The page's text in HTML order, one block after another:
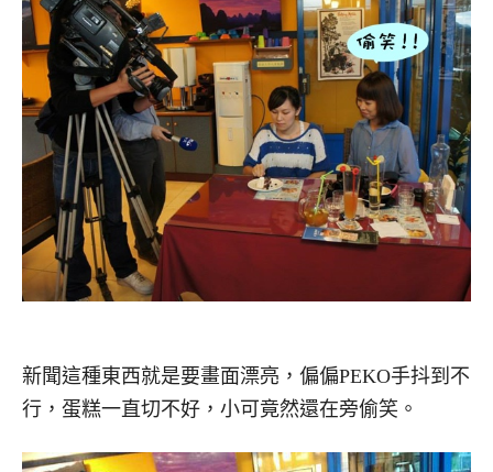
新聞這種東西就是要畫面漂亮，偏偏PEKO手抖到不
行，蛋糕一直切不好，小可竟然還在旁偷笑。